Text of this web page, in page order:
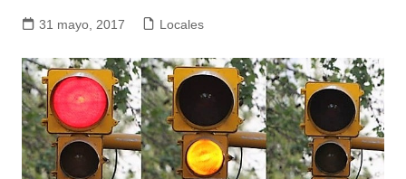
31 mayo, 2017 Locales